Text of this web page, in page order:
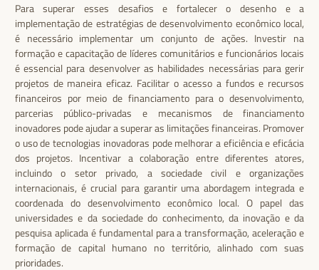
Para superar esses desafios e fortalecer o desenho e a
implementação de estratégias de desenvolvimento econômico local,
é necessário implementar um conjunto de ações. Investir na
formação e capacitação de líderes comunitários e funcionários locais
é essencial para desenvolver as habilidades necessárias para gerir
projetos de maneira eficaz. Facilitar o acesso a fundos e recursos
financeiros por meio de financiamento para o desenvolvimento,
parcerias público-privadas e mecanismos de financiamento
inovadores pode ajudar a superar as limitações financeiras. Promover
o uso de tecnologias inovadoras pode melhorar a eficiência e eficácia
dos projetos. Incentivar a colaboração entre diferentes atores,
incluindo o setor privado, a sociedade civil e organizações
internacionais, é crucial para garantir uma abordagem integrada e
coordenada do desenvolvimento econômico local. O papel das
universidades e da sociedade do conhecimento, da inovação e da
pesquisa aplicada é fundamental para a transformação, aceleração e
formação de capital humano no território, alinhado com suas
prioridades.